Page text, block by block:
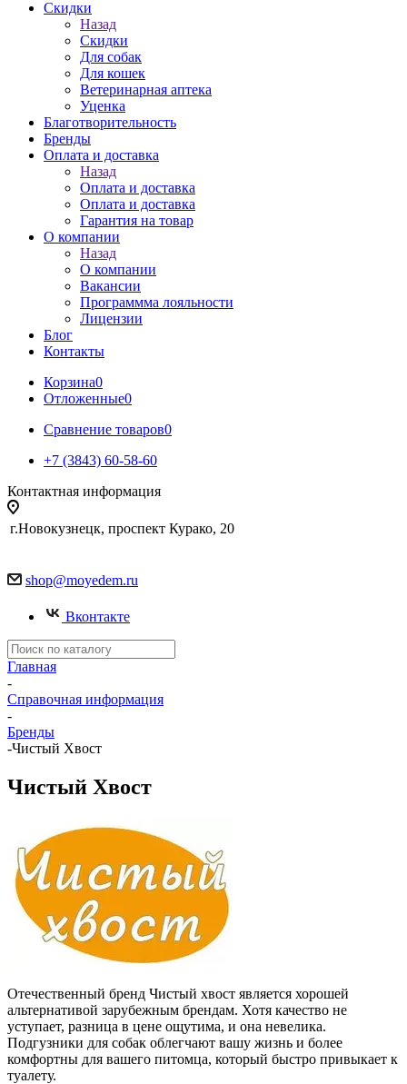
Скидки
Назад
Скидки
Для собак
Для кошек
Ветеринарная аптека
Уценка
Благотворительность
Бренды
Оплата и доставка
Назад
Оплата и доставка
Оплата и доставка
Гарантия на товар
О компании
Назад
О компании
Вакансии
Программма лояльности
Лицензии
Блог
Контакты
Корзина0
Отложенные0
Сравнение товаров0
+7 (3843) 60-58-60
Контактная информация
г.Новокузнецк, проспект Курако, 20
shop@moyedem.ru
Вконтакте
Главная
-
Справочная информация
-
Бренды
-Чистый Хвост
Чистый Хвост
Отечественный бренд Чистый хвост является хорошей
альтернативой зарубежным брендам. Хотя качество не
уступает, разница в цене ощутима, и она невелика.
Подгузники для собак облегчают вашу жизнь и более
комфортны для вашего питомца, который быстро привыкает к
туалету.